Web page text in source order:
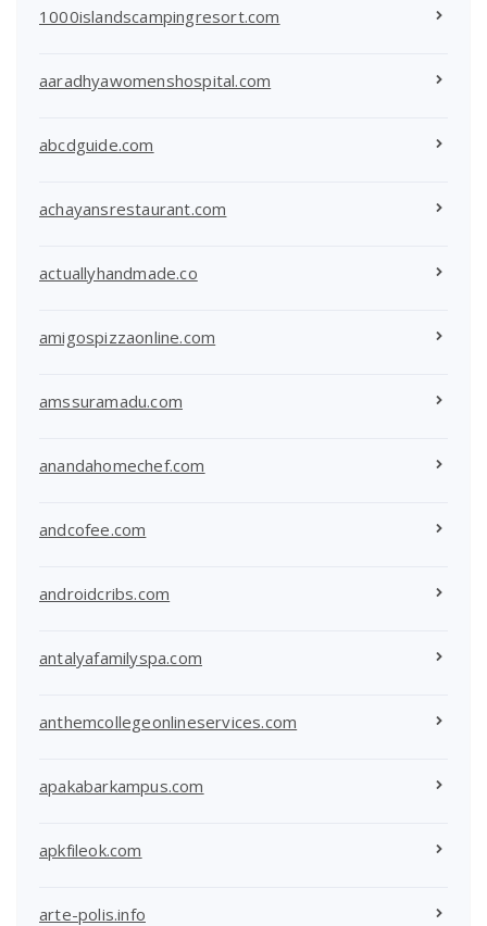
1000islandscampingresort.com
aaradhyawomenshospital.com
abcdguide.com
achayansrestaurant.com
actuallyhandmade.co
amigospizzaonline.com
amssuramadu.com
anandahomechef.com
andcofee.com
androidcribs.com
antalyafamilyspa.com
anthemcollegeonlineservices.com
apakabarkampus.com
apkfileok.com
arte-polis.info